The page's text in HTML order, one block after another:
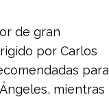
de gran
por Carlos
para
mientras